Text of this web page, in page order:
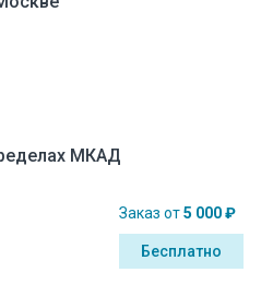
МКАД
Заказ от5 000 ₽
Бесплатно